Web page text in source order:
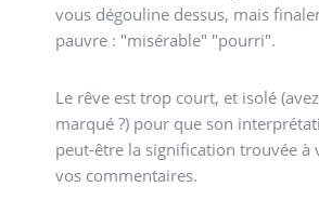
vous dégouline dessus, mais
pauvre : "misérable" "pourri".
Le rêve est trop court, et isolé
marqué ?) pour que son
peut-être la signification trouvée
vos commentaires.